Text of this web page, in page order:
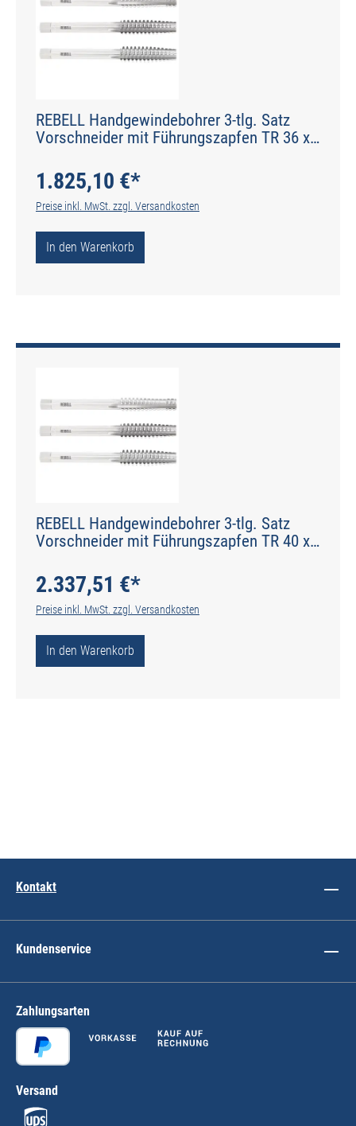
REBELL Handgewindebohrer 3-tlg. Satz
Vorschneider mit Führungszapfen TR 36 x
- Typ N
1.825,10 €*
Preise inkl. MwSt. zzgl. Versandkosten
In den Warenkorb
REBELL Handgewindebohrer 3-tlg. Satz
Vorschneider mit Führungszapfen TR 40 x
- Typ N
2.337,51 €*
Preise inkl. MwSt. zzgl. Versandkosten
In den Warenkorb
Kontakt
Kundenservice
Zahlungsarten
Versand